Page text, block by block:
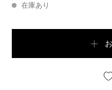
在庫あり